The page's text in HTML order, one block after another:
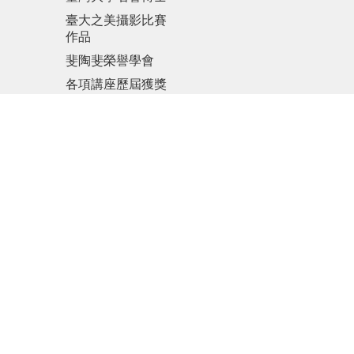
臺大之美攝影比賽
作品
斐陶斐榮譽學會
各項講座歷屆獲獎